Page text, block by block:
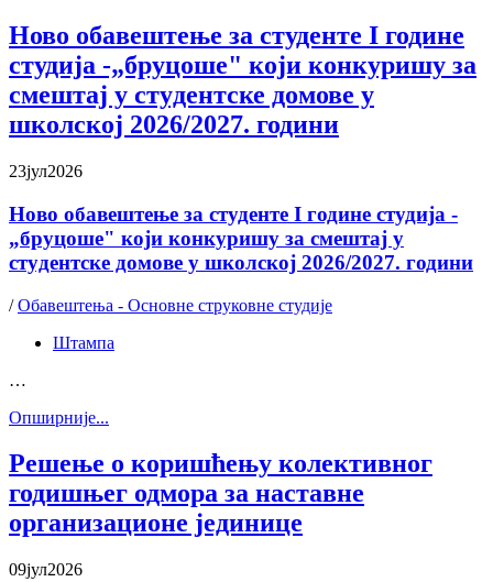
Ново обавештење за студенте I године
студија -„бруцоше" који конкуришу за
смештај у стyдентске домове у
школској 2026/2027. години
23јул2026
Ново обавештење за студенте I године студија -
„бруцоше" који конкуришу за смештај у
стyдентске домове у школској 2026/2027. години
/Обавештења - Основне струковне студије
Штампа
…
Oпширније...
Решење о коришћењу колективног
годишњег одмора за наставне
организационе јединице
09јул2026